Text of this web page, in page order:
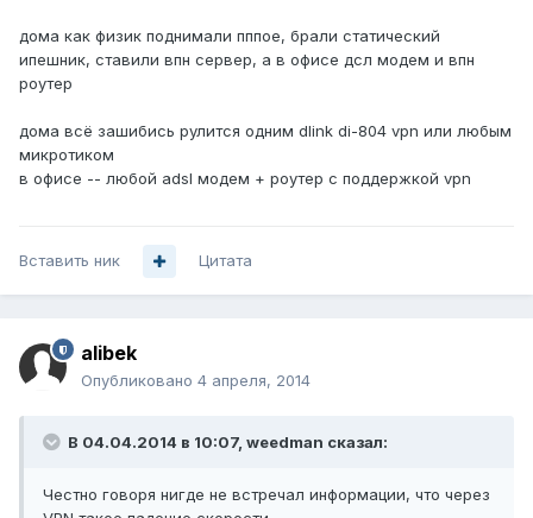
дома как физик поднимали пппое, брали статический
ипешник, ставили впн сервер, а в офисе дсл модем и впн
роутер
дома всё зашибись рулится одним dlink di-804 vpn или любым
микротиком
в офисе -- любой adsl модем + роутер с поддержкой vpn
Вставить ник Цитата
alibek
Опубликовано 4 апреля, 2014
В 04.04.2014 в 10:07, weedman сказал:
Честно говоря нигде не встречал информации, что через